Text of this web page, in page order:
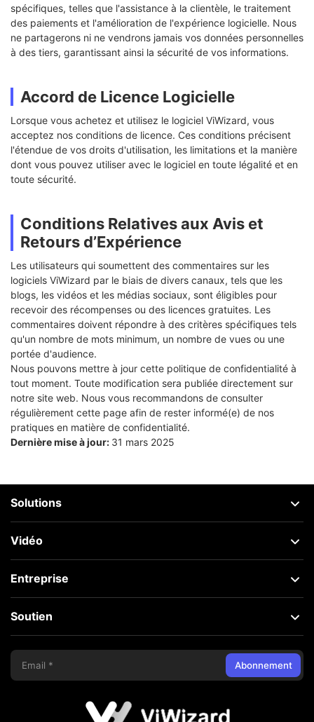
spécifiques, telles que l'assistance à la clientèle, le traitement
des paiements et l'amélioration de l'expérience logicielle. Nous
ne partagerons ni ne vendrons jamais vos données personnelles
à des tiers, garantissant ainsi la sécurité de vos informations.
Accord de Licence Logicielle
Lorsque vous achetez et utilisez le logiciel ViWizard, vous
acceptez nos conditions de licence. Ces conditions précisent
l'étendue de vos droits d'utilisation, les limitations et la manière
dont vous pouvez utiliser avec le logiciel en toute légalité et en
toute sécurité.
Conditions Relatives aux Avis et
Retours d’Expérience
Les utilisateurs qui soumettent des commentaires sur les
logiciels ViWizard par le biais de divers canaux, tels que les
blogs, les vidéos et les médias sociaux, sont éligibles pour
recevoir des récompenses ou des licences gratuites. Les
commentaires doivent répondre à des critères spécifiques tels
qu'un nombre de mots minimum, un nombre de vues ou une
portée d'audience.
Nous pouvons mettre à jour cette politique de confidentialité à
tout moment. Toute modification sera publiée directement sur
notre site web. Nous vous recommandons de consulter
régulièrement cette page afin de rester informé(e) de nos
pratiques en matière de confidentialité.
Dernière mise à jour: 31 mars 2025
Solutions
Vidéo
Entreprise
Soutien
Abonnement